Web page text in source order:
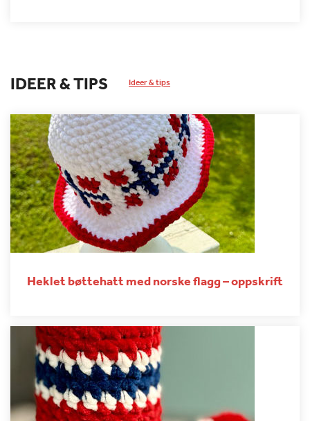
IDEER & TIPS Ideer & tips
Heklet bøttehatt med norske flagg – oppskrift